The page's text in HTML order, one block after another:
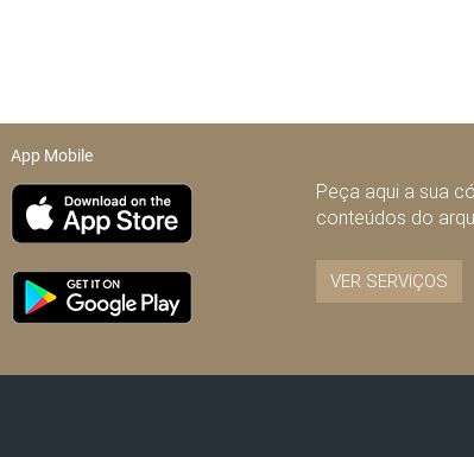
App Mobile
Peça aqui a sua
conteúdos do
VER SERVIÇOS